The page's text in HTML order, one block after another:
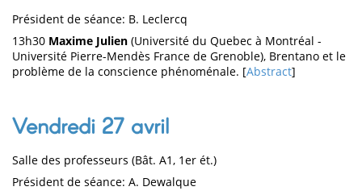
Président de séance: B. Leclercq
13h30 Maxime Julien (Université du Quebec à Montréal -
Université Pierre-Mendès France de Grenoble), Brentano et le
problème de la conscience phénoménale. [Abstract]
Vendredi 27 avril
Salle des professeurs (Bât. A1, 1er ét.)
Président de séance: A. Dewalque